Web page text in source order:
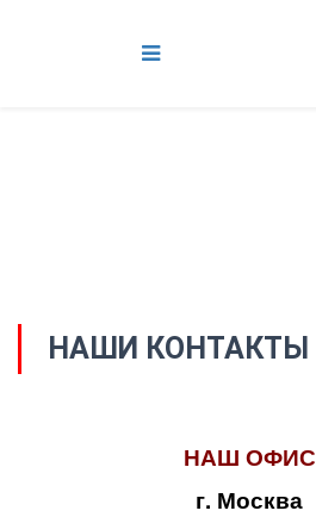
НАШИ КОНТАКТЫ
НАШ ОФИС
г. Москва